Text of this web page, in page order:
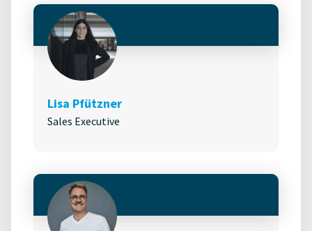
Lisa Pfützner
Sales Executive